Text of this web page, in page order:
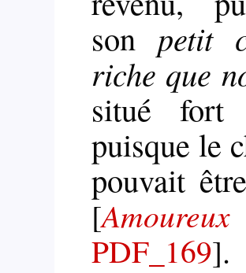
son petit
riche que
situé
puisque le
pou­vait
[
PDF_169].